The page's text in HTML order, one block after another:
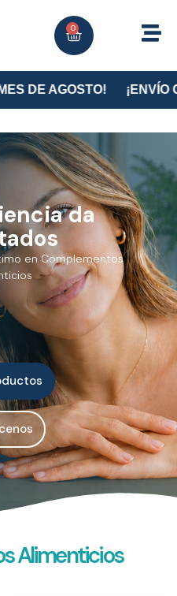
0
DE AGOSTO! ¡ENVÍO
da
en Complementos
Alimenticios